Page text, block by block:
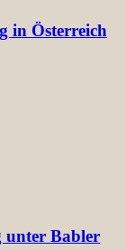
in Österreich
unter Babler